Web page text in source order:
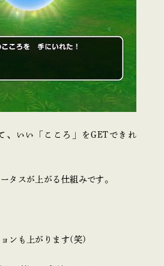
、いい「こころ」をGETできれ
タスが上がる仕組みです。
ンも上がります(笑)